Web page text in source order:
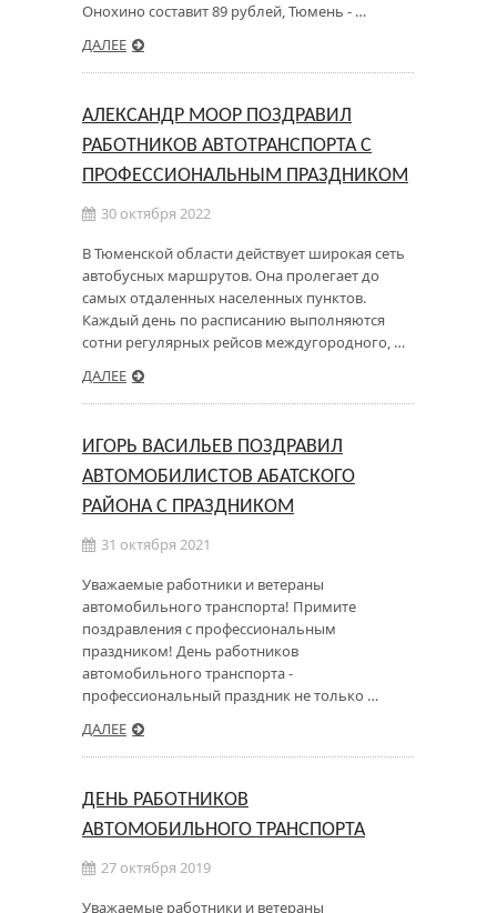
Онохино составит 89 рублей, Тюмень - …
ДАЛЕЕ
АЛЕКСАНДР МООР ПОЗДРАВИЛ
РАБОТНИКОВ АВТОТРАНСПОРТА С
ПРОФЕССИОНАЛЬНЫМ ПРАЗДНИКОМ
30 октября 2022
В Тюменской области действует широкая сеть
автобусных маршрутов. Она пролегает до
самых отдаленных населенных пунктов.
Каждый день по расписанию выполняются
сотни регулярных рейсов междугородного, …
ДАЛЕЕ
ИГОРЬ ВАСИЛЬЕВ ПОЗДРАВИЛ
АВТОМОБИЛИСТОВ АБАТСКОГО
РАЙОНА С ПРАЗДНИКОМ
31 октября 2021
Уважаемые работники и ветераны
автомобильного транспорта! Примите
поздравления с профессиональным
праздником! День работников
автомобильного транспорта -
профессиональный праздник не только …
ДАЛЕЕ
ДЕНЬ РАБОТНИКОВ
АВТОМОБИЛЬНОГО ТРАНСПОРТА
27 октября 2019
Уважаемые работники и ветераны